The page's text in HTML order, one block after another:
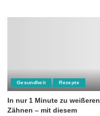
Gesundheit Rezepte
In nur 1 Minute zu weißeren
Zähnen – mit diesem